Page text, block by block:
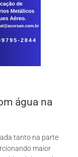
água na
tanto na parte
maior